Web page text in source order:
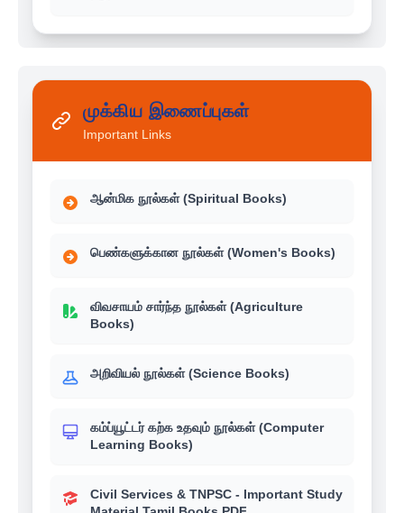
முக்கிய இணைப்புகள்
Important Links
ஆன்மிக நூல்கள் (Spiritual Books)
பெண்களுக்கான நூல்கள் (Women's Books)
விவசாயம் சார்ந்த நூல்கள் (Agriculture
Books)
அறிவியல் நூல்கள் (Science Books)
கம்ப்யூட்டர் கற்க உதவும் நூல்கள் (Computer
Learning Books)
Civil Services & TNPSC - Important Study